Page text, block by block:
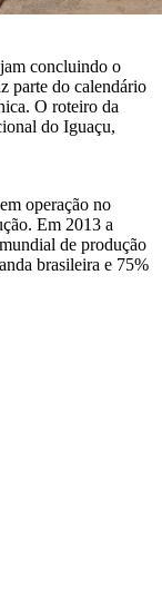
concluindo o
parte do calendário
O roteiro da
do Iguaçu,
operação no
Em 2013 a
de produção
brasileira e 75%